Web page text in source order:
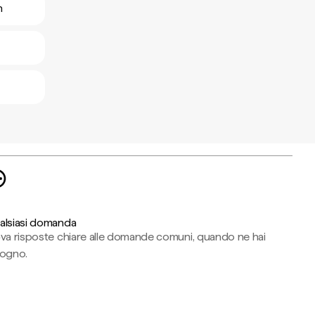
domanda
risposte chiare alle domande comuni, quando ne hai